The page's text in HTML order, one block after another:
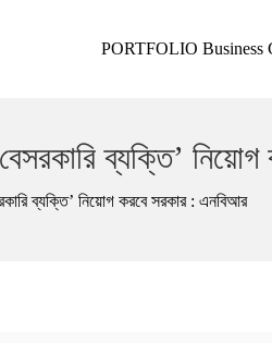
PORTFOLIO Business
ব্যক্তি’
ব্যক্তি’ নিয়োগ করবে সরকার : এনবিআর